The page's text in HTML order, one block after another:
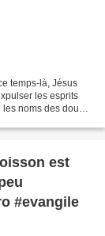
temps-là, Jésus
les esprits
noms des douze
est
#evangile